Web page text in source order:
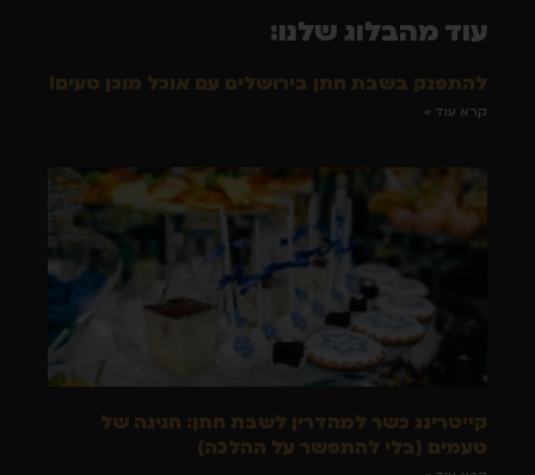
עוד מהבלוג שלנו:
להתפנק בשבת חתן בירושלים עם אוכל מוכן טעים!
קרא עוד »
קייטרינג כשר למהדרין לשבת חתן: חגיגה של
טעמים (בלי להתפשר על ההלכה)